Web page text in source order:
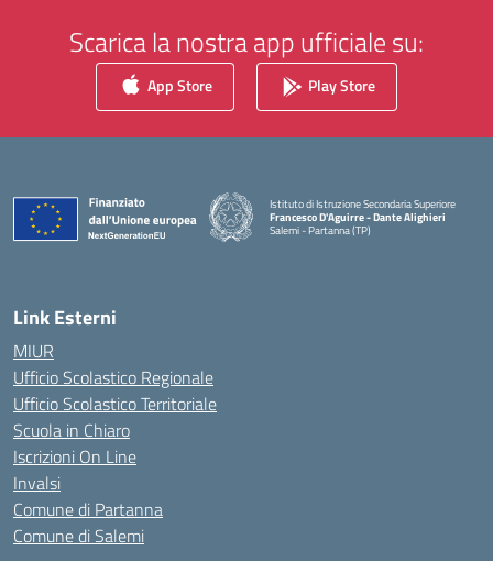
Scarica la nostra app ufficiale su:
App Store Play Store
Istituto di Istruzione Secondaria Superiore
Francesco D'Aguirre - Dante Alighieri
Salemi - Partanna (TP)
Link Esterni
MIUR
Ufficio Scolastico Regionale
Ufficio Scolastico Territoriale
Scuola in Chiaro
Iscrizioni On Line
Invalsi
Comune di Partanna
Comune di Salemi